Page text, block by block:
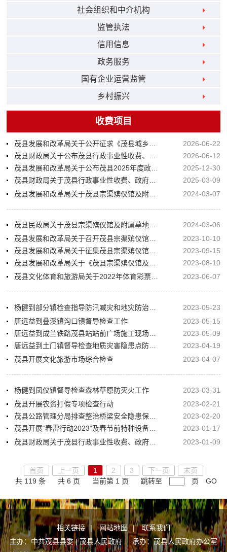
社会组织和中介机构
监管执法
信用信息
政务服务
国有企业运营监管
乡村振兴
收费项目
2026-06-22
2026-06-12
2025-12-30
2025-03-09
2024-03-07
2024-03-06
2023-10-10
2023-09-15
2023-08-10
2023-06-07
2023-05-23
唐远益到叠溪镇沟口镇督导检查工作
2023-05-15
2023-05-09
2023-04-19
茂县开展文化旅游市场综合检查
2023-04-07
杨健到凤仪镇督导检查森林草原防灭火工作
2023-03-31
茂县开展农资打假专项检查行动
2023-02-21
2023-02-20
2023-01-17
2023-01-09
首页 上一页 1 2 3 下一页
末页
共 119 条
共 6 页 当前第 1 页 跳转至 页 GO
相关链接 | 网站地图 |
联系我们
主办：中共茂县县委 | 茂县人民政府 承办：茂县人民政府办公室